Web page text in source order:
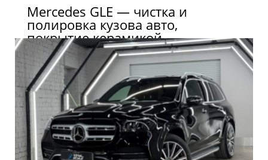
Mercedes GLE — чистка и
полировка кузова авто,
покрытие керамикой